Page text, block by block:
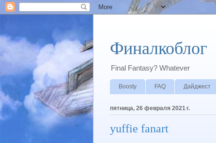
Финалкоблог
Final Fantasy? Whatever
Boosty FAQ Дайджест
пятница, 26 февраля 2021 г.
yuffie fanart